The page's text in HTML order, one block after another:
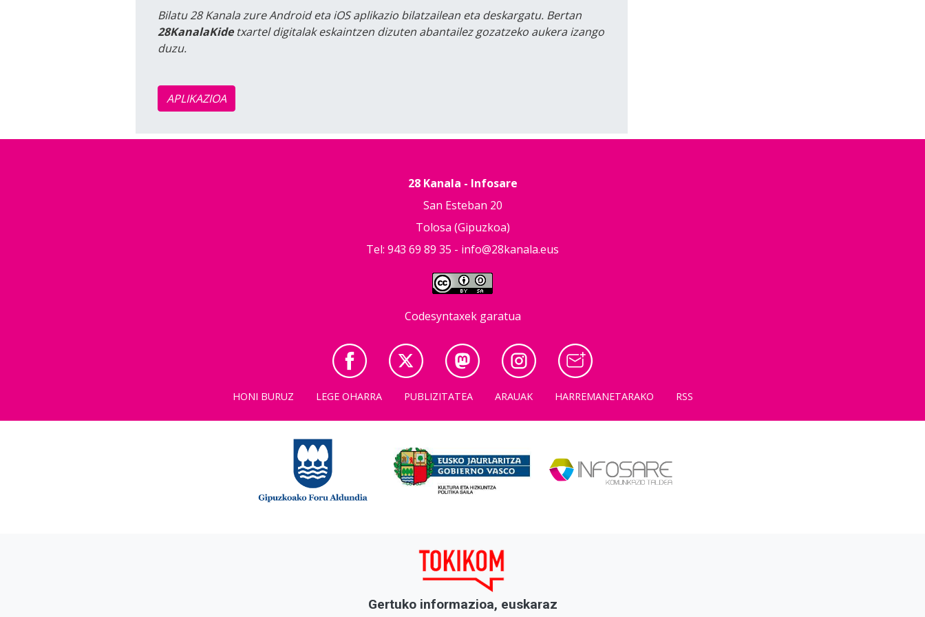
Bilatu 28 Kanala zure Android eta iOS aplikazio bilatzailean eta deskargatu. Bertan
28KanalaKidetxartel digitalak eskaintzen dizuten abantailez gozatzeko aukera izango
duzu.
APLIKAZIOA
28 Kanala - Infosare
San Esteban 20
Tolosa (Gipuzkoa)
Tel: 943 69 89 35 - info@28kanala.eus
Codesyntaxek garatua
HONI BURUZ LEGE OHARRA PUBLIZITATEA ARAUAK HARREMANETARAKO RSS
Gertuko informazioa, euskaraz